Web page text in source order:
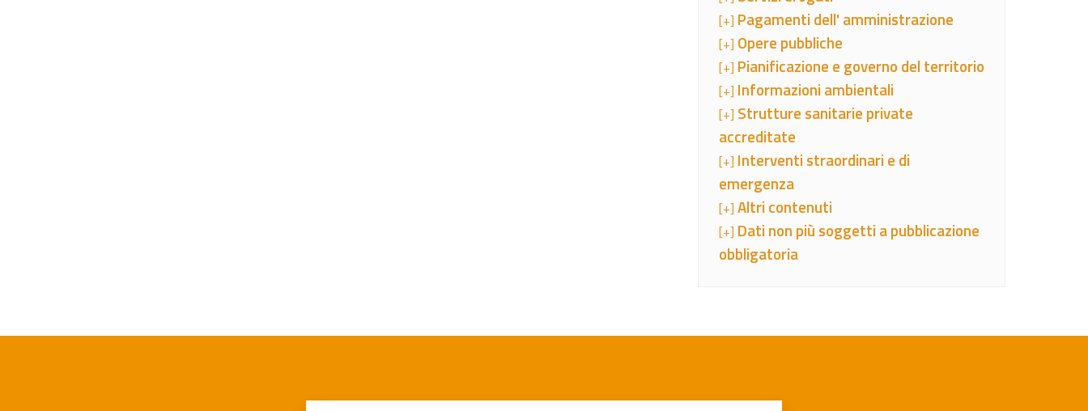
[+] Pagamenti dell' amministrazione
[+] Opere pubbliche
[+] Pianificazione e governo del territorio
[+] Informazioni ambientali
[+] Strutture sanitarie private
accreditate
[+] Interventi straordinari e di
emergenza
[+] Altri contenuti
[+] Dati non più soggetti a pubblicazione
obbligatoria